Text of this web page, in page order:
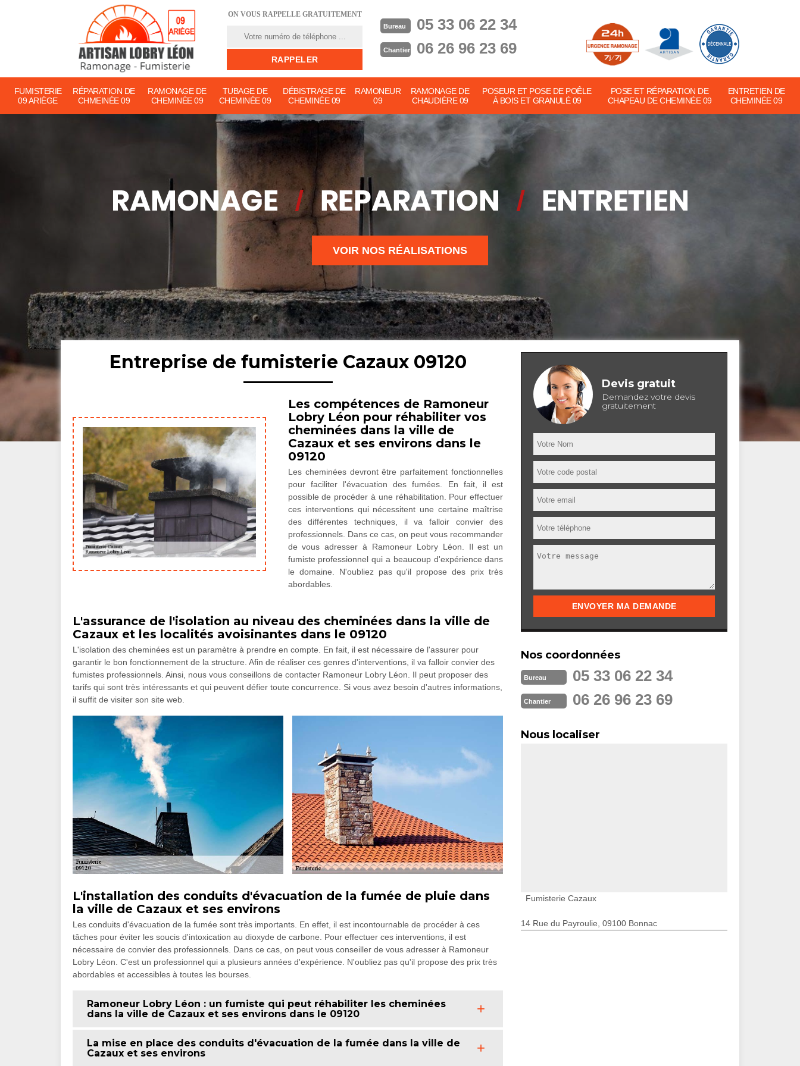
ON VOUS RAPPELLE GRATUITEMENT
Bureau 05 33 06 22 34
Chantier 06 26 96 23 69
FUMISTERIE
09 ARIÈGE
RÉPARATION DE
CHMEINÉE 09
RAMONAGE DE
CHEMINÉE 09
TUBAGE DE
CHEMINÉE 09
DÉBISTRAGE DE
CHEMINÉE 09
RAMONEUR
09
RAMONAGE DE
CHAUDIÈRE 09
POSEUR ET POSE DE POÊLE
À BOIS ET GRANULÉ 09
POSE ET RÉPARATION DE
CHAPEAU DE CHEMINÉE 09
ENTRETIEN DE
CHEMINÉE 09
VOIR NOS RÉALISATIONS
Entreprise de fumisterie Cazaux 09120
Les compétences de Ramoneur
Lobry Léon pour réhabiliter vos
cheminées dans la ville de
Cazaux et ses environs dans le
09120
Les cheminées devront être parfaitement fonctionnelles
pour faciliter l'évacuation des fumées. En fait, il est
possible de procéder à une réhabilitation. Pour effectuer
ces interventions qui nécessitent une certaine maîtrise
des différentes techniques, il va falloir convier des
professionnels. Dans ce cas, on peut vous recommander
de vous adresser à Ramoneur Lobry Léon. Il est un
fumiste professionnel qui a beaucoup d'expérience dans
le domaine. N'oubliez pas qu'il propose des prix très
abordables.
L'assurance de l'isolation au niveau des cheminées dans la ville de
Cazaux et les localités avoisinantes dans le 09120
L'isolation des cheminées est un paramètre à prendre en compte. En fait, il est nécessaire de l'assurer pour
garantir le bon fonctionnement de la structure. Afin de réaliser ces genres d'interventions, il va falloir convier des
fumistes professionnels. Ainsi, nous vous conseillons de contacter Ramoneur Lobry Léon. Il peut proposer des
tarifs qui sont très intéressants et qui peuvent défier toute concurrence. Si vous avez besoin d'autres informations,
il suffit de visiter son site web.
L'installation des conduits d'évacuation de la fumée de pluie dans
la ville de Cazaux et ses environs
Les conduits d'évacuation de la fumée sont très importants. En effet, il est incontournable de procéder à ces
tâches pour éviter les soucis d'intoxication au dioxyde de carbone. Pour effectuer ces interventions, il est
nécessaire de convier des professionnels. Dans ce cas, on peut vous conseiller de vous adresser à Ramoneur
Lobry Léon. C'est un professionnel qui a plusieurs années d'expérience. N'oubliez pas qu'il propose des prix très
abordables et accessibles à toutes les bourses.
Ramoneur Lobry Léon : un fumiste qui peut réhabiliter les cheminées
dans la ville de Cazaux et ses environs dans le 09120
La mise en place des conduits d'évacuation de la fumée dans la ville de
Cazaux et ses environs
Devis gratuit
Demandez votre devis
gratuitement
Nos coordonnées
Bureau 05 33 06 22 34
Chantier 06 26 96 23 69
Nous localiser
Fumisterie Cazaux
14 Rue du Payroulie, 09100 Bonnac